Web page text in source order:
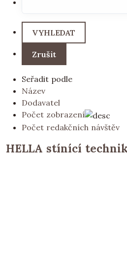
Seřadit podle
Název
Dodavatel
Počet zobrazení
Počet redakčních návštěv
HELLA stínící